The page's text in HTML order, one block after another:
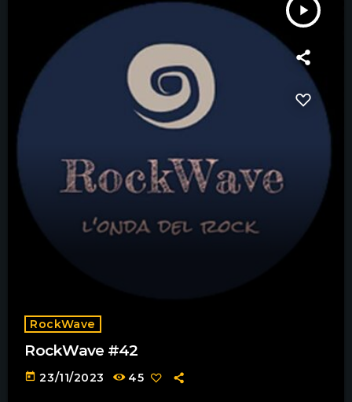
play_arrow
RockWave
RockWave #42
today 23/11/2023 45